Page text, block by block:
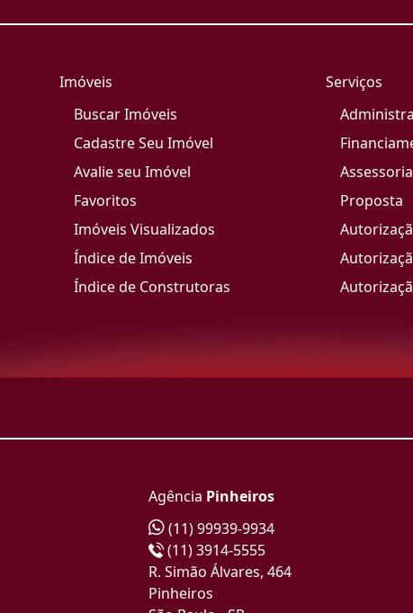
Imóveis
Buscar Imóveis
Cadastre Seu Imóvel
Avalie seu Imóvel
Favoritos
Imóveis Visualizados
Índice de Imóveis
Índice de Construtoras
Serviços
Proposta
Agência Pinheiros
(11) 99939-9934
(11) 3914-5555
R. Simão Álvares, 464
Pinheiros